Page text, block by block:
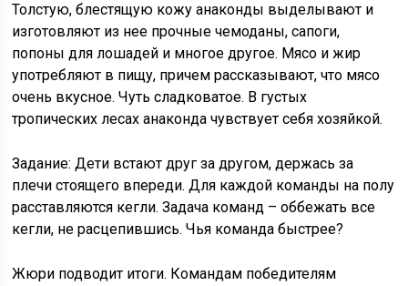
Толстую, блестящую кожу анаконды выделывают и
изготовляют из нее прочные чемоданы, сапоги,
попоны для лошадей и многое другое. Мясо и жир
употребляют в пищу, причем рассказывают, что мясо
очень вкусное. Чуть сладковатое. В густых
тропических лесах анаконда чувствует себя хозяйкой.
Задание: Дети встают друг за другом, держась за
плечи стоящего впереди. Для каждой команды на полу
расставляются кегли. Задача команд – оббежать все
кегли, не расцепившись. Чья команда быстрее?
Жюри подводит итоги. Командам победителям